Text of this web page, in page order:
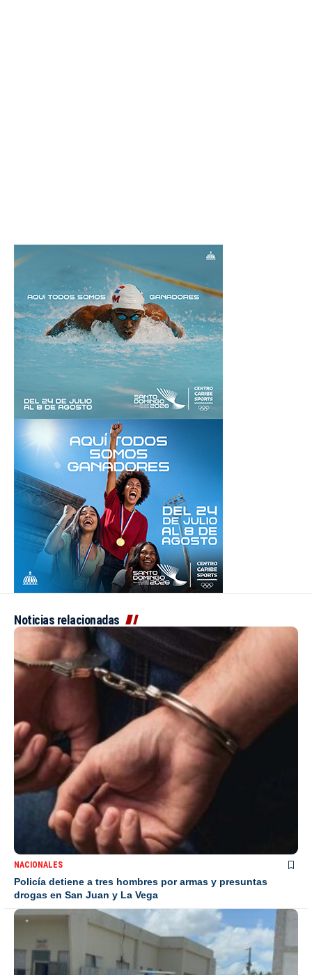
Noticias relacionadas
NACIONALES
Policía detiene a tres hombres por armas y presuntas
drogas en San Juan y La Vega